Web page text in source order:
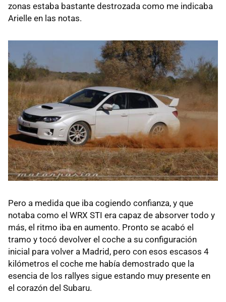
zonas estaba bastante destrozada como me indicaba
Arielle en las notas.
Pero a medida que iba cogiendo confianza, y que
notaba como el WRX STI era capaz de absorver todo y
más, el ritmo iba en aumento. Pronto se acabó el
tramo y tocó devolver el coche a su configuración
inicial para volver a Madrid, pero con esos escasos 4
kilómetros el coche me había demostrado que la
esencia de los rallyes sigue estando muy presente en
el corazón del Subaru.